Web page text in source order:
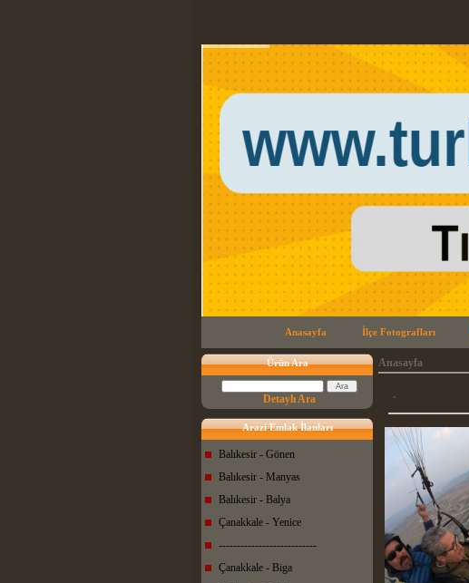
Anasayfa İlçe Fotografları
Ürün Ara
Detaylı Ara
Arazi Emlak İlanları
Balıkesir - Gönen
Balıkesir - Manyas
Balıkesir - Balya
Çanakkale - Yenice
---------------------------
Çanakkale - Biga
Anasayfa
.